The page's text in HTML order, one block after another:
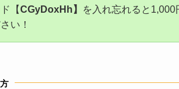
【CGyDoxHh】
を入れ忘れると
い！